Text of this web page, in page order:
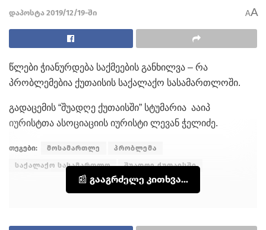
დაპოსტა 2019/12/19-ში AA
წლები ჭიანურდება საქმეების განხილვა – რა
პრობლემებია ქუთაისის საქალაქო სასამართლოში.
გადაცემის “შუადღე ქუთაისში” სტუმარია ააიპ
იურისტთა ასოციაციის იურისტი ლევან ჭელიძე.
📰 გააგრძელე კითხვა...
თეგები: მოსამართლე პრობლემა
საქალაქო სასამართლო შუადღე ქუთაისში